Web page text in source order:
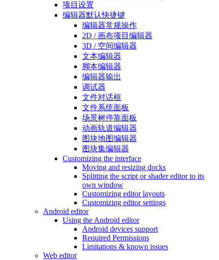
项目设置
编辑器默认快捷键
编辑器常规操作
2D / 画布项目编辑器
3D / 空间编辑器
文本编辑器
脚本编辑器
编辑器输出
调试器
文件对话框
文件系统面板
场景树停靠面板
动画轨道编辑器
图块地图编辑器
图块集编辑器
Customizing the interface
Moving and resizing docks
Splitting the script or shader editor to its
own window
Customizing editor layouts
Customizing editor settings
Android editor
Using the Android editor
Android devices support
Required Permissions
Limitations & known issues
Web editor